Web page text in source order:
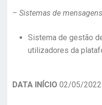
– Sistemas de mensagens
Sistema de gestão
utilizadores da
DATA INÍCIO 02/05/2022